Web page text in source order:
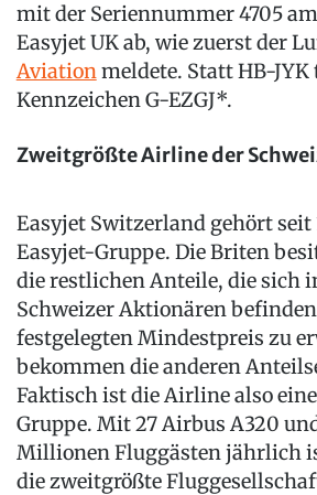
mit der Seriennummer 4705
Easyjet UK ab, wie zuerst der
Aviationmeldete. Statt HB-JYK
Kennzeichen G-EZGJ*.
Zweitgrößte Airline der
Easyjet Switzerland gehört seit
Easyjet-Gruppe. Die Briten
die restlichen Anteile, die sich
Schweizer Aktionären
festgelegten Mindestpreis zu
bekommen die anderen
Faktisch ist die Airline also
Gruppe. Mit 27 Airbus A320
Millionen Fluggästen jährlich
die zweitgrößte